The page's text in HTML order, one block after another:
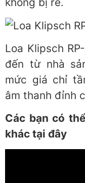
Loa Klipsch
đến từ nhà
mức giá chỉ
âm thanh đỉnh
Các bạn có
khác tại đây